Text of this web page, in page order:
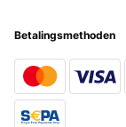
Betalingsmethoden